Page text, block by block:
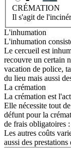
CRÉMATION
Il s'agit de
L'inhumation
L'inhumation
Le cercueil est
recouvre un certain
vacation de police,
du lieu mais aussi
La crémation
La crémation est
Elle nécessite tout
défunt pour la
de frais obligatoires
Les autres coûts
aussi des